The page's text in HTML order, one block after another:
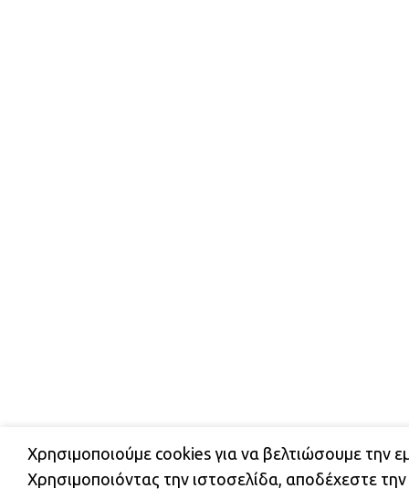
ΔΩΡΕΑΝ ΜΕΤΑΦΟΡΙΚΑ ΕΝΤΟΣ ΑΤΤΙΚΗΣ
Χρησιμοποιούμε cookies για να βελτιώσουμε την
Χρησιμοποιόντας την ιστοσελίδα, αποδέχεστε